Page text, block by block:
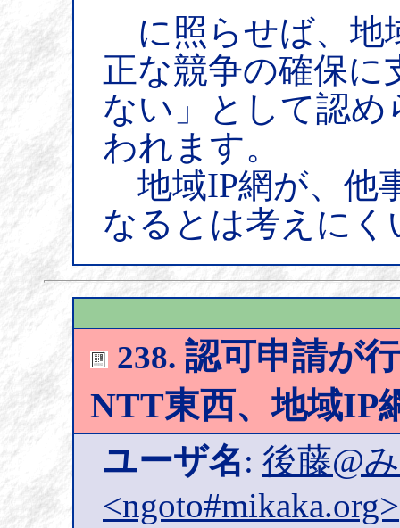
に照らせば、地
正な競争の確保
ない」として認
われます。
地域IP網が、他
なるとは考えに
238. 認可申請が
NTT東西、地域IP
ユーザ名: 後藤@
<ngoto#mikaka.org>